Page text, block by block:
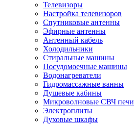
Телевизоры
Настройка телевизоров
Спутниковые антенны
Эфирные антенны
Антенный кабель
Холодильники
Стиральные машины
Посудомоечные машины
Водонагреватели
Гидромассажные ванны
Душевые кабины
Микроволновые СВЧ печи
Электроплиты
Духовые шкафы